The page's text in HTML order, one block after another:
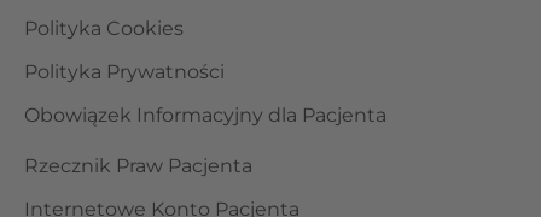
Polityka Cookies
Polityka Prywatności
Obowiązek Informacyjny dla Pacjenta
Rzecznik Praw Pacjenta
Internetowe Konto Pacjenta